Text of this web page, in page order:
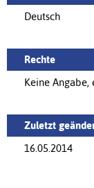
Deutsch
Rechte
Keine Angabe,
Zuletzt
16.05.2014